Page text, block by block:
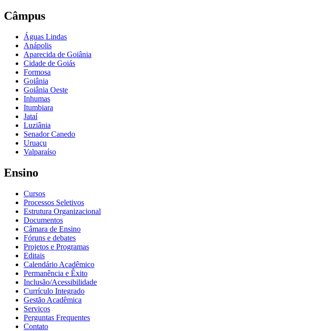
Câmpus
Águas Lindas
Anápolis
Aparecida de Goiânia
Cidade de Goiás
Formosa
Goiânia
Goiânia Oeste
Inhumas
Itumbiara
Jataí
Luziânia
Senador Canedo
Uruaçu
Valparaíso
Ensino
Cursos
Processos Seletivos
Estrutura Organizacional
Documentos
Câmara de Ensino
Fóruns e debates
Projetos e Programas
Editais
Calendário Acadêmico
Permanência e Êxito
Inclusão/Acessibilidade
Currículo Integrado
Gestão Acadêmica
Serviços
Perguntas Frequentes
Contato